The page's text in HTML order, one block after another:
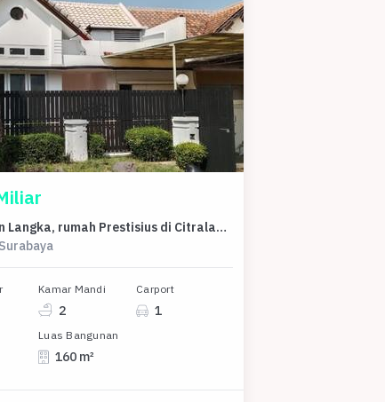
Penawaran Langka, rumah Prestisius di Citraland, Surabaya, LB 160m²
Kamar Mandi
2
Carport
1
Luas Bangunan
160 m²